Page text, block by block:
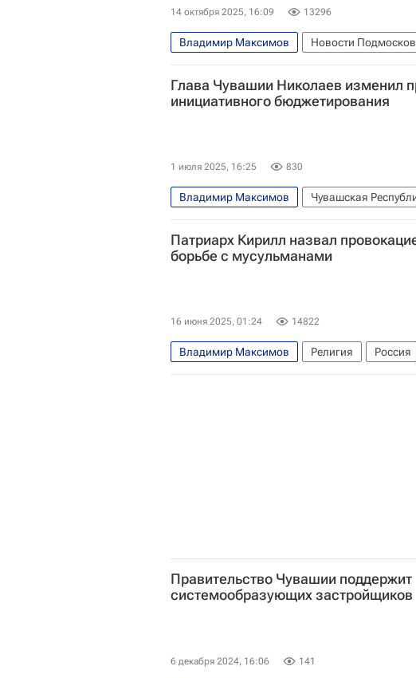
14 октября 2025, 16:09 13296
Владимир Максимов Новости
Московская область (Подмосковье)
Глава Чувашии Николаев изменил
инициативного бюджетирования
1 июля 2025, 16:25 830
Владимир Максимов Чувашская
Олег Николаев (политик)
Чебоксары
Патриарх Кирилл назвал
борьбе с мусульманами
16 июня 2025, 01:24 14822
Владимир Максимов Религия Россия
Валаамский монастырь
Правительство Чувашии поддержит
системообразующих застройщиков
6 декабря 2024, 16:06 141